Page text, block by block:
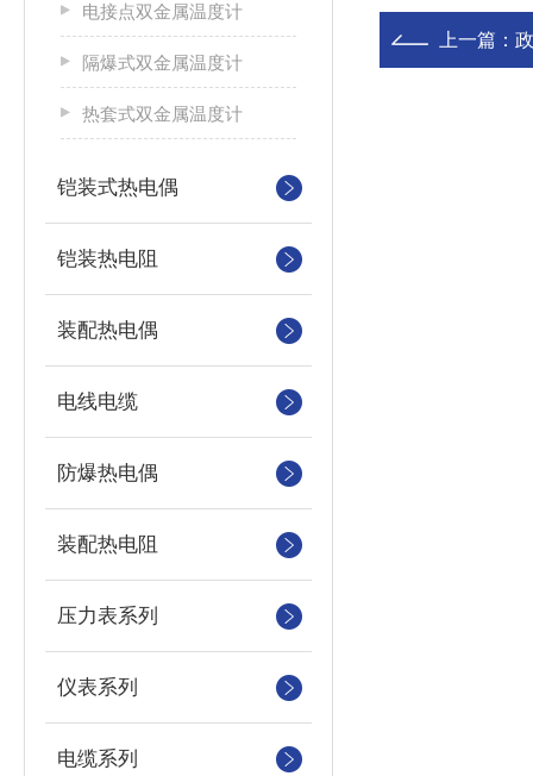
电接点双金属温度计
隔爆式双金属温度计
热套式双金属温度计
铠装式热电偶
铠装热电阻
装配热电偶
电线电缆
防爆热电偶
装配热电阻
压力表系列
仪表系列
电缆系列
上一篇：